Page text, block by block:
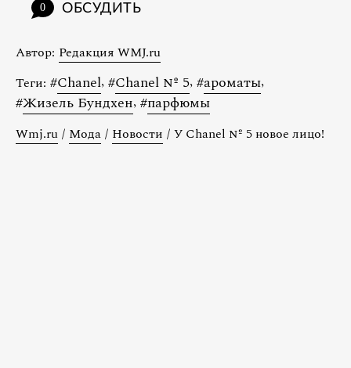
0 ОБСУДИТЬ
Автор: Редакция WMJ.ru
Теги: #Chanel, #Chanel № 5, #ароматы,
#Жизель Бундхен, #парфюмы
Wmj.ru / Мода / Новости / У Chanel № 5 новое лицо!